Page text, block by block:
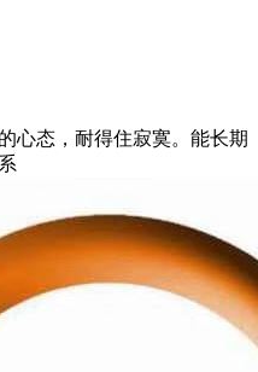
心态，耐得住寂寞。能长期